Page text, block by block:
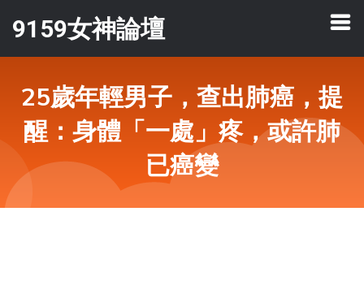
9159女神論壇
25歲年輕男子，查出肺癌，提
醒：身體「一處」疼，或許肺
已癌變